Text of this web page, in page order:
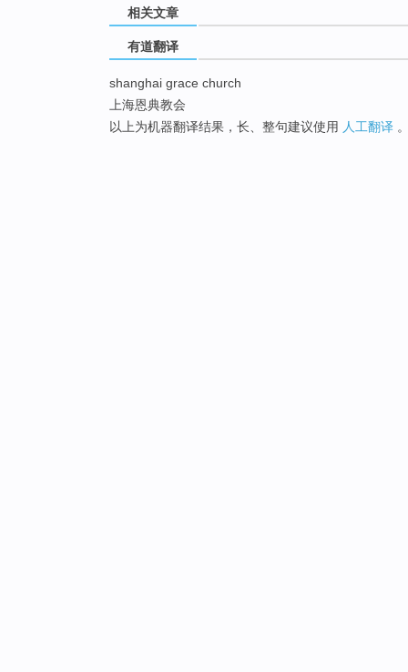
相关文章
有道翻译
shanghai grace church
上海恩典教会
以上为机器翻译结果，长、整句建议使用 人工翻译